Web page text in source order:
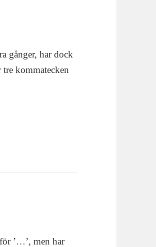
gånger, har dock
kommatecken
’…’, men har